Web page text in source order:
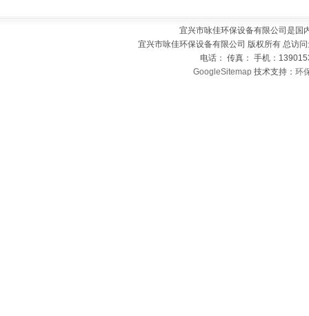
宜兴市咏佳环保设备有限公司是国
宜兴市咏佳环保设备有限公司 版权所有 总访
电话： 传真： 手机：
GoogleSitemap 技术支持： 环